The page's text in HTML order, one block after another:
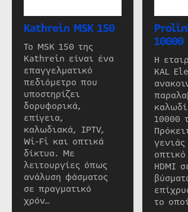
Kathrein MSK 150
Το MSK 150 της
Kathrein είναι ένα
επαγγελματικό
πεδιόμετρο που
υποστηρίζει
δορυφορικά,
επίγεια,
καλωδιακά, IPTV,
Wi-Fi και οπτικά
δίκτυα. Με
λειτουργίες όπως
ανάλυση φάσματος
σε πραγματικό
χρόν…
10000
Η
KAL
10000
HDMI
το